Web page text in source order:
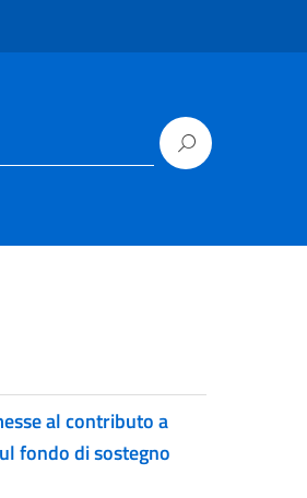
al contributo a
fondo di sostegno